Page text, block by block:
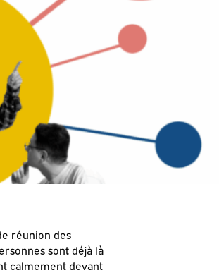
réunion des
sont déjà là
calmement devant